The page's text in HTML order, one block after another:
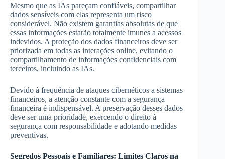
Mesmo que as IAs pareçam confiáveis, compartilhar
dados sensíveis com elas representa um risco
considerável. Não existem garantias absolutas de que
essas informações estarão totalmente imunes a acessos
indevidos. A proteção dos dados financeiros deve ser
priorizada em todas as interações online, evitando o
compartilhamento de informações confidenciais com
terceiros, incluindo as IAs.
Devido à frequência de ataques cibernéticos a sistemas
financeiros, a atenção constante com a segurança
financeira é indispensável. A preservação desses dados
deve ser uma prioridade, exercendo o direito à
segurança com responsabilidade e adotando medidas
preventivas.
Segredos Pessoais e Familiares: Limites Claros na